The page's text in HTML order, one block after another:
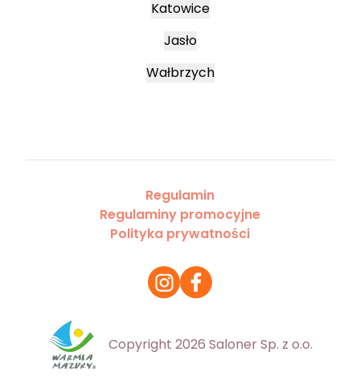
Katowice
Jasło
Wałbrzych
Regulamin
Regulaminy promocyjne
Polityka prywatności
Copyright 2026 Saloner Sp. z o.o.